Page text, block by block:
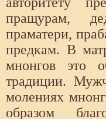
пращурам,
праматери,
предкам. В
мнонгов это
традиции.
молениях
образом